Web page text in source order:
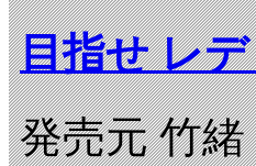
目指せ レ
発売元 竹緒